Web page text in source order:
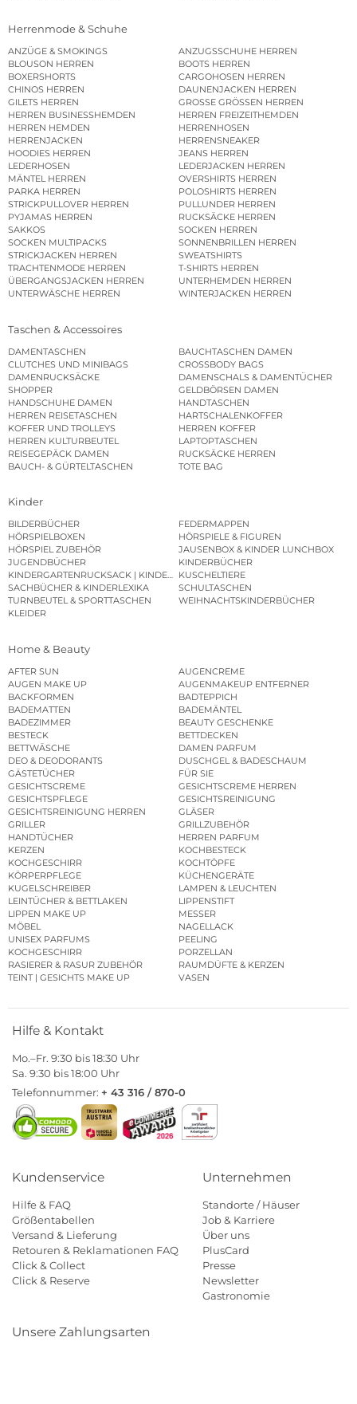
Herrenmode & Schuhe
ANZÜGE & SMOKINGS
ANZUGSSCHUHE HERREN
BLOUSON HERREN
BOOTS HERREN
BOXERSHORTS
CARGOHOSEN HERREN
CHINOS HERREN
DAUNENJACKEN HERREN
GILETS HERREN
GROSSE GRÖSSEN HERREN
HERREN BUSINESSHEMDEN
HERREN FREIZEITHEMDEN
HERREN HEMDEN
HERRENHOSEN
HERRENJACKEN
HERRENSNEAKER
HOODIES HERREN
JEANS HERREN
LEDERHOSEN
LEDERJACKEN HERREN
MÄNTEL HERREN
OVERSHIRTS HERREN
PARKA HERREN
POLOSHIRTS HERREN
STRICKPULLOVER HERREN
PULLUNDER HERREN
PYJAMAS HERREN
RUCKSÄCKE HERREN
SAKKOS
SOCKEN HERREN
SOCKEN MULTIPACKS
SONNENBRILLEN HERREN
STRICKJACKEN HERREN
SWEATSHIRTS
TRACHTENMODE HERREN
T-SHIRTS HERREN
ÜBERGANGSJACKEN HERREN
UNTERHEMDEN HERREN
UNTERWÄSCHE HERREN
WINTERJACKEN HERREN
Taschen & Accessoires
DAMENTASCHEN
BAUCHTASCHEN DAMEN
CLUTCHES UND MINIBAGS
CROSSBODY BAGS
DAMENRUCKSÄCKE
DAMENSCHALS & DAMENTÜCHER
SHOPPER
GELDBÖRSEN DAMEN
HANDSCHUHE DAMEN
HANDTASCHEN
HERREN REISETASCHEN
HARTSCHALENKOFFER
KOFFER UND TROLLEYS
HERREN KOFFER
HERREN KULTURBEUTEL
LAPTOPTASCHEN
REISEGEPÄCK DAMEN
RUCKSÄCKE HERREN
BAUCH- & GÜRTELTASCHEN
TOTE BAG
Kinder
BILDERBÜCHER
FEDERMAPPEN
HÖRSPIELBOXEN
HÖRSPIELE & FIGUREN
HÖRSPIEL ZUBEHÖR
JAUSENBOX & KINDER LUNCHBOX
JUGENDBÜCHER
KINDERBÜCHER
KINDERGARTENRUCKSACK | KINDERGARTENBEUTEL
KUSCHELTIERE
SACHBÜCHER & KINDERLEXIKA
SCHULTASCHEN
TURNBEUTEL & SPORTTASCHEN
WEIHNACHTSKINDERBÜCHER
KLEIDER
Home & Beauty
AFTER SUN
AUGENCREME
AUGEN MAKE UP
AUGENMAKEUP ENTFERNER
BACKFORMEN
BADTEPPICH
BADEMATTEN
BADEMÄNTEL
BADEZIMMER
BEAUTY GESCHENKE
BESTECK
BETTDECKEN
BETTWÄSCHE
DAMEN PARFUM
DEO & DEODORANTS
DUSCHGEL & BADESCHAUM
GÄSTETÜCHER
FÜR SIE
GESICHTSCREME
GESICHTSCREME HERREN
GESICHTSPFLEGE
GESICHTSREINIGUNG
GESICHTSREINIGUNG HERREN
GLÄSER
GRILLER
GRILLZUBEHÖR
HANDTÜCHER
HERREN PARFUM
KERZEN
KOCHBESTECK
KOCHGESCHIRR
KOCHTÖPFE
KÖRPERPFLEGE
KÜCHENGERÄTE
KUGELSCHREIBER
LAMPEN & LEUCHTEN
LEINTÜCHER & BETTLAKEN
LIPPENSTIFT
LIPPEN MAKE UP
MESSER
MÖBEL
NAGELLACK
UNISEX PARFUMS
PEELING
KOCHGESCHIRR
PORZELLAN
RASIERER & RASUR ZUBEHÖR
RAUMDÜFTE & KERZEN
TEINT | GESICHTS MAKE UP
VASEN
Hilfe & Kontakt
Mo.–Fr. 9:30 bis 18:30 Uhr
Sa. 9:30 bis 18:00 Uhr
Telefonnummer: + 43 316 / 870-0
Kundenservice
Hilfe & FAQ
Größentabellen
Versand & Lieferung
Retouren & Reklamationen FAQ
Click & Collect
Click & Reserve
Unternehmen
Standorte / Häuser
Job & Karriere
Über uns
PlusCard
Presse
Newsletter
Gastronomie
Unsere Zahlungsarten